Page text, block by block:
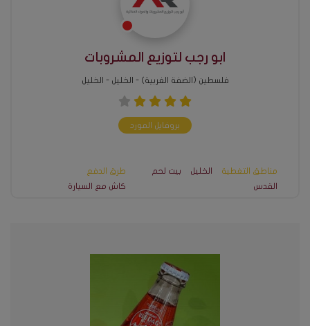
ابو رجب لتوزيع المشروبات
فلسطين (الضفة الغربية) - الخليل - الخليل
بروفايل المورد
مناطق التغطية الخليل
بيت لحم
القدس
طرق الدفع
كاش مع السيارة